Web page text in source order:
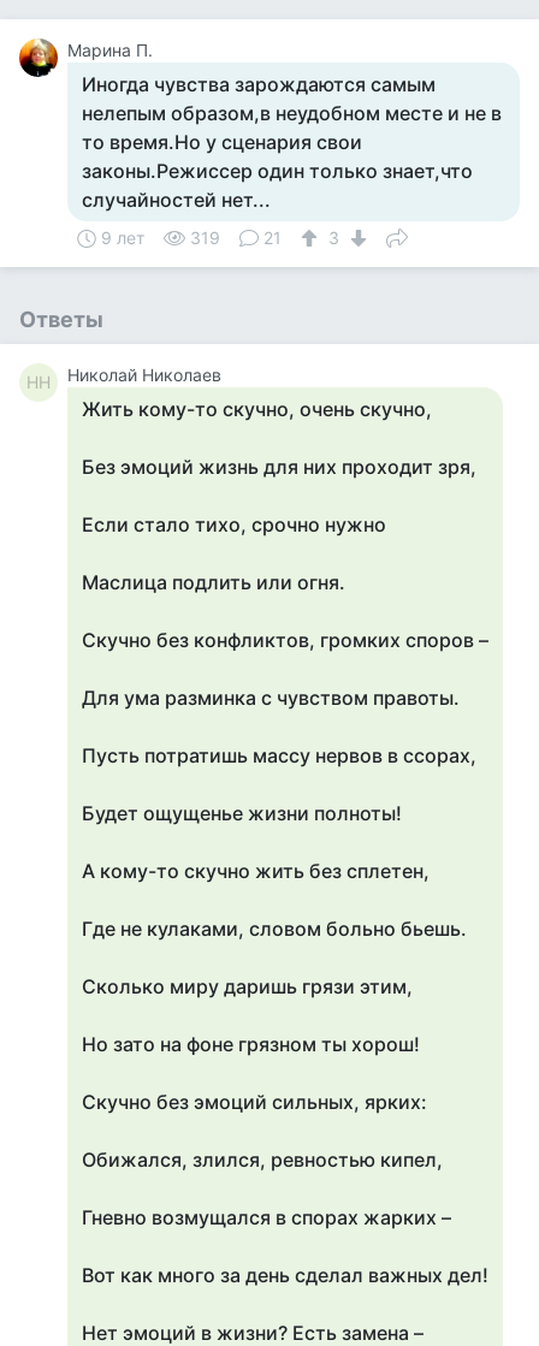
Марина П.
Иногда чувства зарождаются самым
нелепым образом,в неудобном месте и не в
то время.Но у сценария свои
законы.Режиссер один только знает,что
случайностей нет...
9 лет 319 21 3
Ответы
НН Николай Николаев
Жить кому-то скучно, очень скучно,
Без эмоций жизнь для них проходит зря,
Если стало тихо, срочно нужно
Маслица подлить или огня.
Скучно без конфликтов, громких споров –
Для ума разминка с чувством правоты.
Пусть потратишь массу нервов в ссорах,
Будет ощущенье жизни полноты!
А кому-то скучно жить без сплетен,
Где не кулаками, словом больно бьешь.
Сколько миру даришь грязи этим,
Но зато на фоне грязном ты хорош!
Скучно без эмоций сильных, ярких:
Обижался, злился, ревностью кипел,
Гневно возмущался в спорах жарких –
Вот как много за день сделал важных дел!
Нет эмоций в жизни? Есть замена –